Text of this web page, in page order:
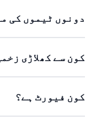
دونوں ٹیموں کی
کون سے کھلاڑی
کون فیورٹ ہے؟